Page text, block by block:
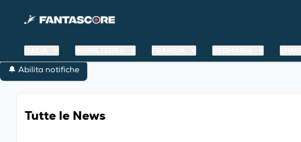
🔔 Abilita notifiche
Tutte le News